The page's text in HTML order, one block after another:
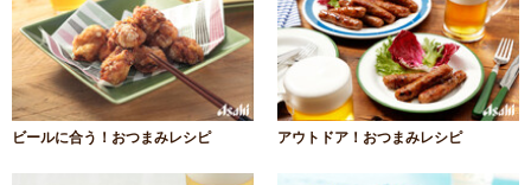
ビールに合う！おつまみレシピ アウトドア！おつまみレシピ